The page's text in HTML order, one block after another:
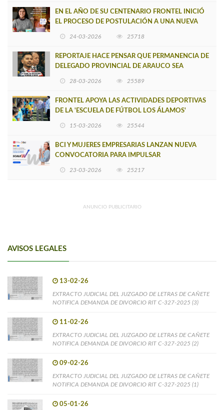
EN EL AÑO DE SU CENTENARIO FRONTEL INICIÓ
EL PROCESO DE POSTULACIÓN A UNA NUEVA
24-03-2026 25718
REPORTAJE HACE PENSAR QUE PERMANENCIA DE
DELEGADO PROVINCIAL DE ARAUCO SEA
28-03-2026 25589
FRONTEL APOYA LAS ACTIVIDADES DEPORTIVAS
DE LA 'ESCUELA DE FÚTBOL LOS ÁLAMOS'
15-03-2026 25544
BCI Y MUJERES EMPRESARIAS LANZAN NUEVA
CONVOCATORIA PARA IMPULSAR
23-03-2026 25217
ANUNCIO PUBLICITARIO
AVISOS LEGALES
13-02-26
EXTRACTO JUDICIAL DEL JUZGADO DE LETRAS DE CAÑETE
NOTIFICA DEMANDA DE DIVORCIO RIT C-327-2025 (3)
11-02-26
EXTRACTO JUDICIAL DEL JUZGADO DE LETRAS DE CAÑETE
NOTIFICA DEMANDA DE DIVORCIO RIT C-327-2025 (2)
09-02-26
EXTRACTO JUDICIAL DEL JUZGADO DE LETRAS DE CAÑETE
NOTIFICA DEMANDA DE DIVORCIO RIT C-327-2025 (1)
05-01-26